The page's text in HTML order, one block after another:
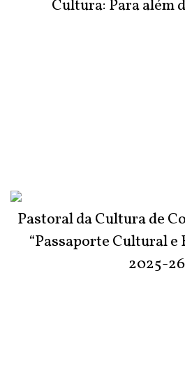
Cultura: Para além
Pastoral da Cultura de
“Passaporte Cultural e
2025-26